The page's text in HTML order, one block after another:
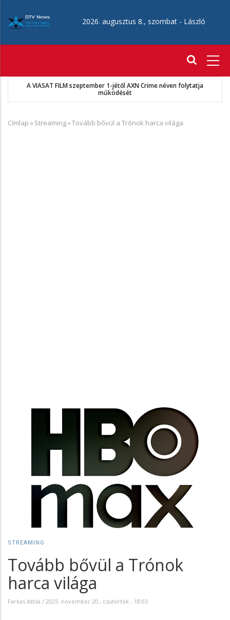
tartalomra
2026. augusztus 8., szombat - László
A VIASAT FILM szeptember 1-jétől AXN Crime néven folytatja
működését
Morzsa
Címlap »Streaming»Tovább bővül a Trónok harca világa
STREAMING
Tovább bővül a Trónok
harca világa
Farkas Attila / 2025. november 20., csütörtök - 18:03